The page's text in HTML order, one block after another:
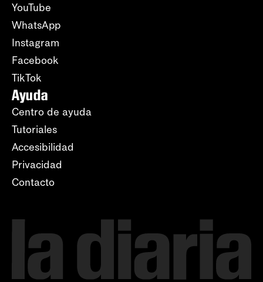
YouTube
WhatsApp
Instagram
Facebook
TikTok
Ayuda
Centro de ayuda
Tutoriales
Accesibilidad
Privacidad
Contacto